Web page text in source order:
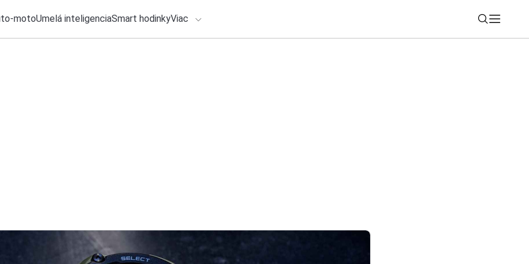
motoUmelá inteligenciaSmart hodinkyViac